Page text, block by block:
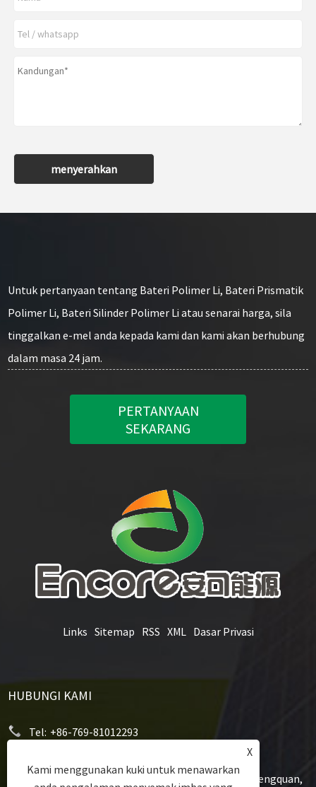
menyerahkan
Untuk pertanyaan tentang Bateri Polimer Li, Bateri Prismatik
Polimer Li, Bateri Silinder Polimer Li atau senarai harga, sila
tinggalkan e-mel anda kepada kami dan kami akan berhubung
dalam masa 24 jam.
PERTANYAAN
SEKARANG
Links Sitemap RSS XML Dasar Privasi
HUBUNGI KAMI
Tel: +86-769-81012293
Alamat: 12# Sanjiang Industry Road, Komuniti Hengquan,
X
Kami menggunakan kuki untuk menawarkan